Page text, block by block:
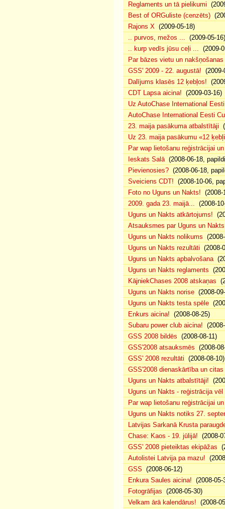
Reglaments un tā pielikumi
Best of ORGuliste (cenzēts)
Rajons X (2009-05-18)
.. purvos, mežos ... (2009-05-16)
.. kurp vedīs jūsu ceļi ... (2009-
Par bāzes vietu un
GSS' 2009 - 22. augustā! (2009-
Dalījums klasēs 12 ķebļos!
CDT Lapsa aicina! (2009-03-16)
Uz AutoChase International
AutoChase International Eesti
23. maija pasākuma atbalstītāji
Uz 23. maija pasākumu «12
Par wap lietošanu reģistrācijai
Ieskats Salā(2008-06-18,
Pievienosies? (2008-06-18,
Sveiciens CDT! (2008-10-06,
Foto no Uguns un Nakts! (2008-
2009. gada 23. maijā... (2008-
Uguns un Nakts atkārtojums!
Atsauksmes par Uguns un Nakts
Uguns un Nakts nolikums
Uguns un Nakts rezultāti (2008-
Uguns un Nakts apbalvošana
Uguns un Nakts reglaments
KājniekChases 2008 atskaņas
Uguns un Nakts norise (2008-
Uguns un Nakts testa spēle
Enkurs aicina! (2008-08-25)
Subaru power club aicina!
GSS 2008 bildēs (2008-08-11)
GSS'2008 atsauksmēs (2008-
GSS' 2008 rezultāti (2008-08-10)
GSS'2008 dienaskārtība un
Uguns un Nakts atbalstītāji!
Uguns un Nakts - reģistrācija
Par wap lietošanu reģistrācijai
Uguns un Nakts notiks 27.
Latvijas Sarkanā Krusta
Chase: Kaos - 19. jūlijā! (2008-
GSS' 2008 pieteiktas ekipāžas
Autolistei Latvija pa mazu!
GSS (2008-06-12)
Enkura Saules aicina! (2008-05-
Fotogrāfijas (2008-05-30)
Velkam ārā kalendārus! (2008-